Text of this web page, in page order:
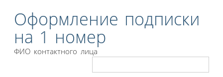
Оформление подписки
на 1 номер
ФИО контактного лица